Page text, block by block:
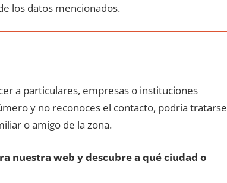
los datos mencionados.
а particulares, empresas ο instituciones
у no reconoces el contacto, podría tratarse
ο amigo dе la zona.
nuestra web у descubre а qué ciudad ο